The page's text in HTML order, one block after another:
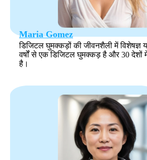
Maria Gomez
डिजिटल घुमक्कड़ों की जीवनशैली में विशेषज्ञ
वर्षों से एक डिजिटल घुमक्कड़ है और 30 देशों
है।